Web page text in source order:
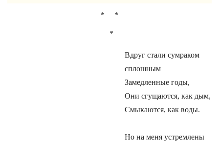
* *
*
Вдруг стали сумраком
сплошным
Замедленные годы,
Они сгущаются, как дым,
Смыкаются, как воды.
Но на меня устремлены